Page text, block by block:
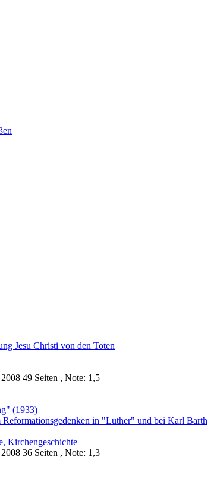
Jesu Christi von den Toten
49 Seiten , Note: 1,5
(1933)
Reformationsgedenken in "Luther" und bei Karl Barth
Kirchengeschichte
36 Seiten , Note: 1,3